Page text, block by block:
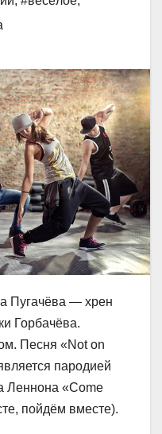
Пугачёва — хрен
Горбачёва.
Песня «Not on
пародией
Леннона «Come
пойдём вместе).